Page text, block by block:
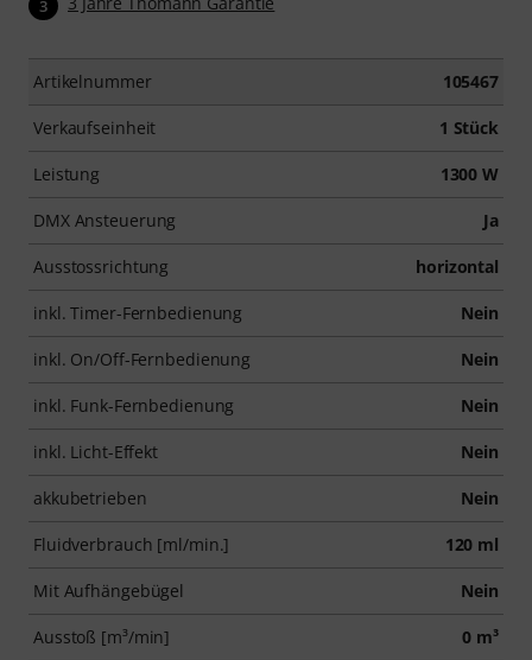
3
Artikelnummer 105467
Verkaufseinheit 1 Stück
Leistung 1300 W
DMX Ansteuerung Ja
Ausstossrichtung horizontal
inkl. Timer-Fernbedienung Nein
inkl. On/Off-Fernbedienung Nein
inkl. Funk-Fernbedienung Nein
inkl. Licht-Effekt Nein
akkubetrieben Nein
Fluidverbrauch [ml/min.] 120 ml
Mit Aufhängebügel Nein
Ausstoß [m³/min] 0 m³